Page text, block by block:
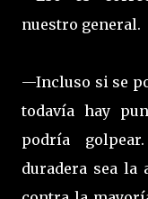
nuestro general.
—Incluso si se
todavía hay
podría
duradera sea la